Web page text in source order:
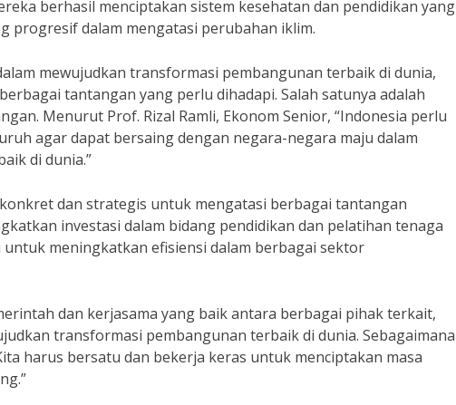
berhasil menciptakan sistem kesehatan dan pendidikan yang
progresif dalam mengatasi perubahan iklim.
mewujudkan transformasi pembangunan terbaik di dunia,
tantangan yang perlu dihadapi. Salah satunya adalah
Menurut Prof. Rizal Ramli, Ekonom Senior, “Indonesia perlu
agar dapat bersaing dengan negara-negara maju dalam
di dunia.”
dan strategis untuk mengatasi berbagai tantangan
investasi dalam bidang pendidikan dan pelatihan tenaga
meningkatkan efisiensi dalam berbagai sektor
dan kerjasama yang baik antara berbagai pihak terkait,
transformasi pembangunan terbaik di dunia. Sebagaimana
harus bersatu dan bekerja keras untuk menciptakan masa